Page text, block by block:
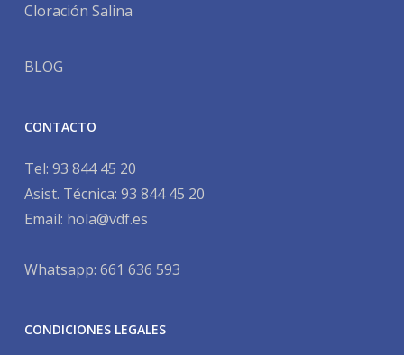
Cloración Salina
BLOG
CONTACTO
Tel: 93 844 45 20
Asist. Técnica: 93 844 45 20
Email: hola@vdf.es
Whatsapp: 661 636 593
CONDICIONES LEGALES